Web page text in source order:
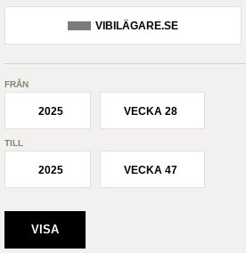
VIBILÄGARE.SE
FRÅN
2025 VECKA 28
TILL
2025 VECKA 47